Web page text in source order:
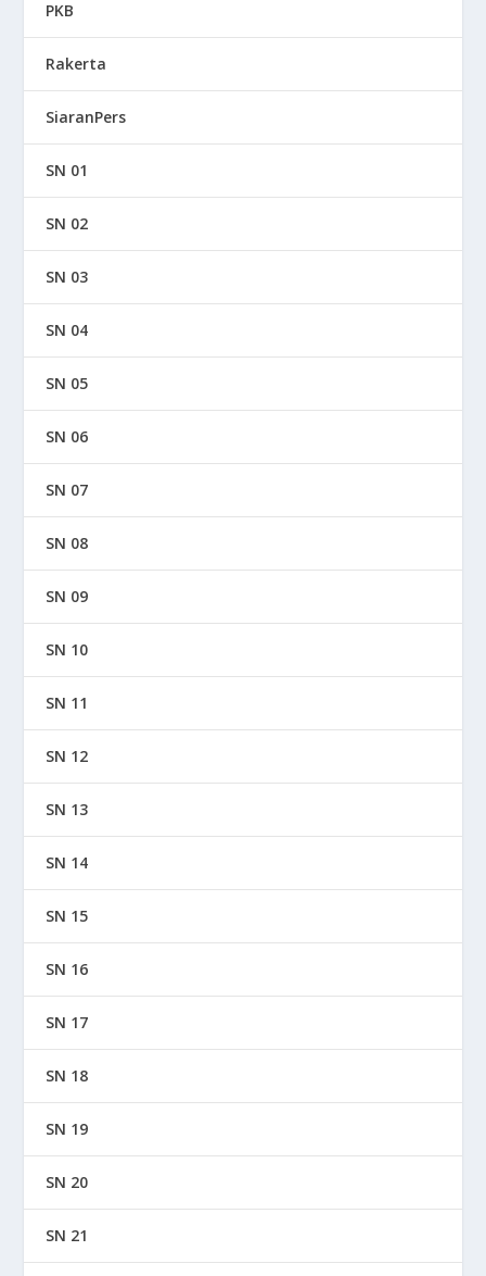
PKB
Rakerta
SiaranPers
SN 01
SN 02
SN 03
SN 04
SN 05
SN 06
SN 07
SN 08
SN 09
SN 10
SN 11
SN 12
SN 13
SN 14
SN 15
SN 16
SN 17
SN 18
SN 19
SN 20
SN 21